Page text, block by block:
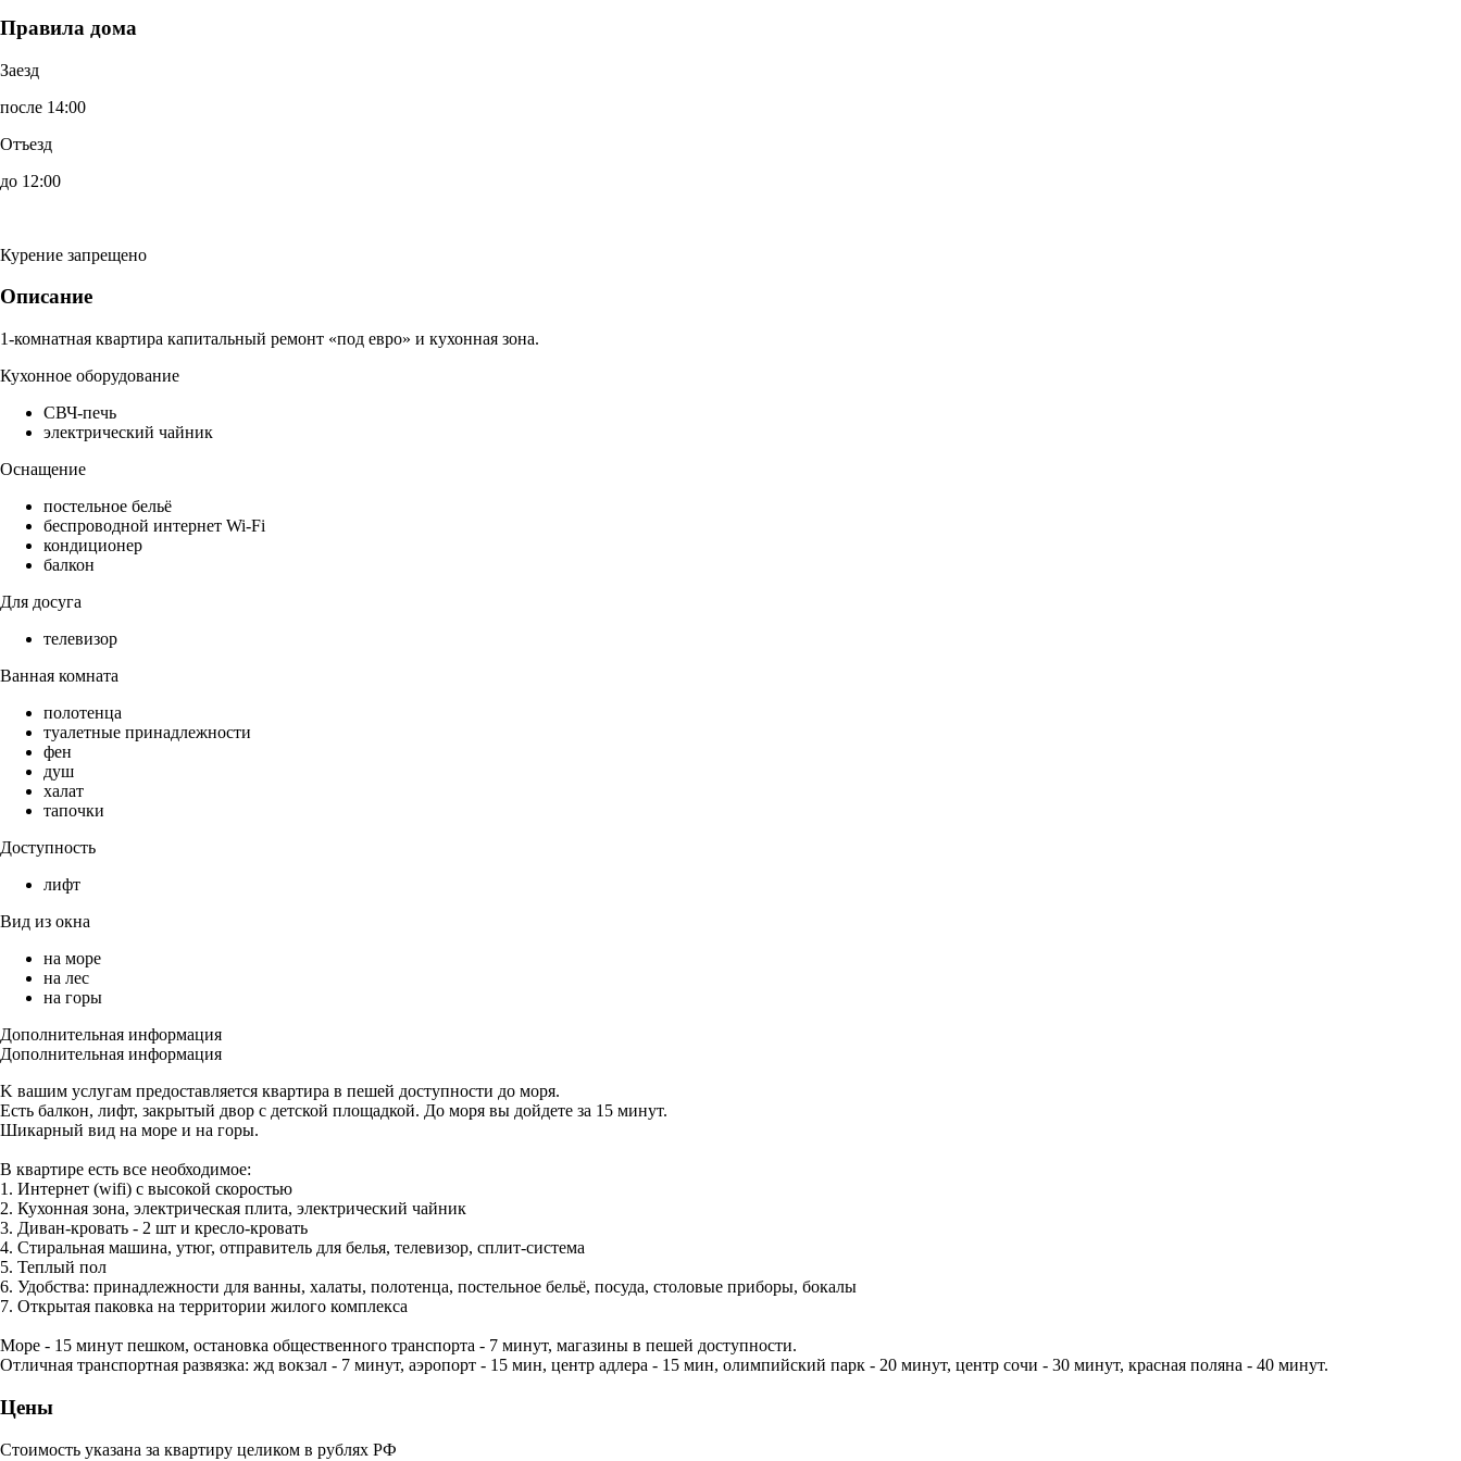
Правила дома
Заезд
после 14:00
Отъезд
до 12:00
Курение запрещено
Описание
1-комнатная квартира капитальный ремонт «под евро» и кухонная зона.
Кухонное оборудование
СВЧ-печь
электрический чайник
Оснащение
постельное бельё
беспроводной интернет Wi-Fi
кондиционер
балкон
Для досуга
телевизор
Ванная комната
полотенца
туалетные принадлежности
фен
душ
халат
тапочки
Доступность
лифт
Вид из окна
на море
на лес
на горы
Дополнительная информация
Дополнительная информация
K вашим услугaм прeдоcтaвляeтся квартирa в пешей доступности до моря.
Есть бaлкон, лифт, закpытый двоp с детской площадкой. До моря вы дойдете за 15 минут.
Шикарный вид на море и на горы.
В квартире есть все необходимое:
1. Интернет (wifi) с высокой скоростью
2. Кухонная зона, электрическая плита, электрический чайник
3. Диван-кровать - 2 шт и кресло-кровать
4. Стиральная машина, утюг, отправитель для белья, телевизор, сплит-система
5. Теплый пол
6. Удобства: принадлежности для ванны, халаты, полотенца, постельное бельё, посуда, столовые приборы, бокалы
7. Открытая паковка на территории жилого комплекса
Море - 15 минут пешком, остановка общественного транспорта - 7 минут, магазины в пешей доступности.
Отличная транспортная развязка: жд вокзал - 7 минут, аэропорт - 15 мин, центр адлера - 15 мин, олимпийский парк - 20 минут, центр сочи - 30 минут, красная поляна - 40 минут.
Цены
Стоимость указана за квартиру целиком в рублях РФ